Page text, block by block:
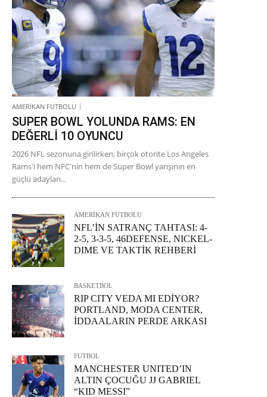
AMERİKAN FUTBOLU
SUPER BOWL YOLUNDA RAMS: EN
DEĞERLİ 10 OYUNCU
2026 NFL sezonuna girilirken, birçok otorite Los Angeles
Rams'i hem NFC'nin hem de Super Bowl yarışının en
güçlü adayları...
AMERİKAN FUTBOLU
NFL’İN SATRANÇ TAHTASI: 4-
2-5, 3-3-5, 46DEFENSE, NICKEL-
DIME VE TAKTİK REHBERİ
BASKETBOL
RIP CITY VEDA MI EDİYOR?
PORTLAND, MODA CENTER,
İDDAALARIN PERDE ARKASI
FUTBOL
MANCHESTER UNITED’IN
ALTIN ÇOCUĞU JJ GABRIEL
“KID MESSI”